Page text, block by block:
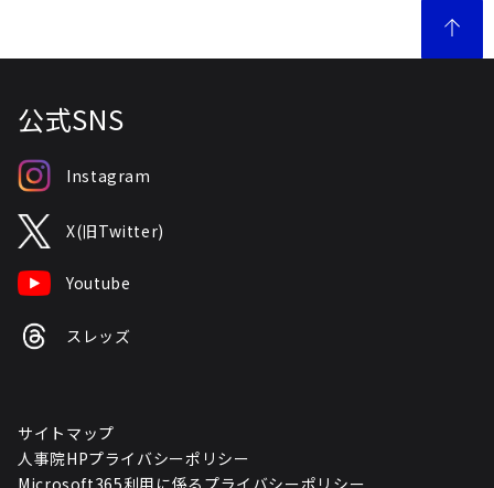
公式SNS
Instagram
X(旧Twitter)
Youtube
スレッズ
サイトマップ
人事院HPプライバシーポリシー